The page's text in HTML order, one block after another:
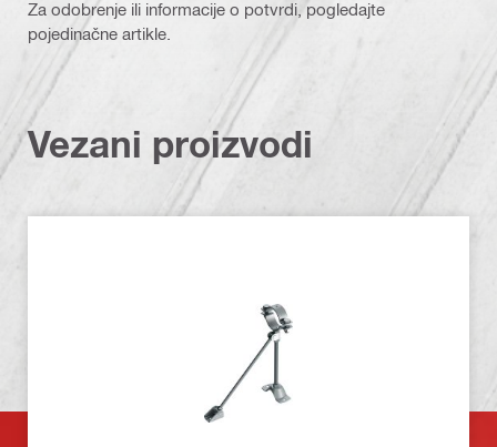
Za odobrenje ili informacije o potvrdi, pogledajte
pojedinačne artikle.
Vezani proizvodi